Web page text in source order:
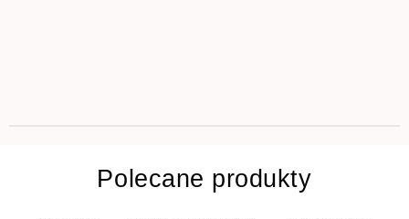
Polecane produkty